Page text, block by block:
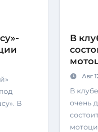
В
В
Авг
В клубе «Фестивальный», расположенном не
очень